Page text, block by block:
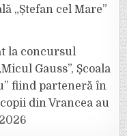
„Ștefan cel Mare”
la concursul
Gauss”, Școala
fiind parteneră în
din Vrancea au